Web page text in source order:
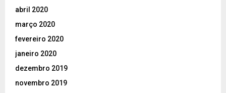
abril 2020
março 2020
fevereiro 2020
janeiro 2020
dezembro 2019
novembro 2019